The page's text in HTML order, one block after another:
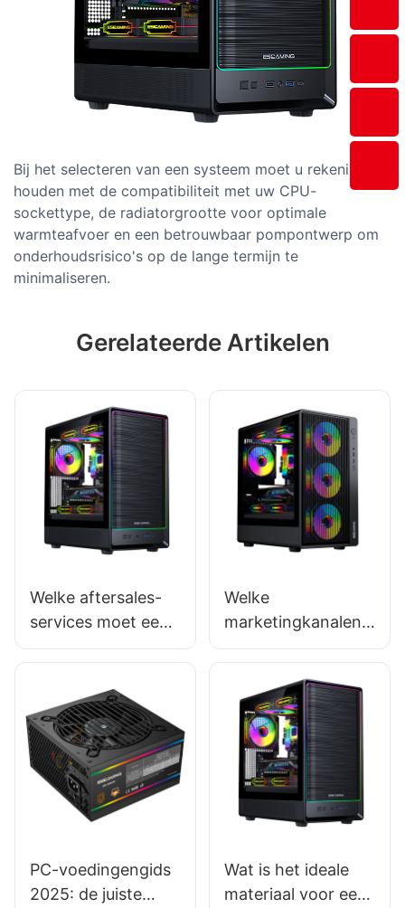
Bij het selecteren van een systeem moet u rekening
houden met de compatibiliteit met uw CPU-
sockettype, de radiatorgrootte voor optimale
warmteafvoer en een betrouwbaar pompontwerp om
onderhoudsrisico's op de lange termijn te
minimaliseren.
Gerelateerde Artikelen
Welke aftersales-
services moet een
leverancier van
behuizingen
bieden?
Welke
marketingkanalen
zijn het meest
fabrikanten van
gaming-pc-
behuizingen?
PC-voedingengids
2025: de juiste
Wat is het ideale
materiaal voor een